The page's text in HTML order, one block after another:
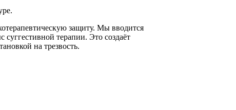
защиту. Мы вводится
терапии. Это создаёт
на трезвость.